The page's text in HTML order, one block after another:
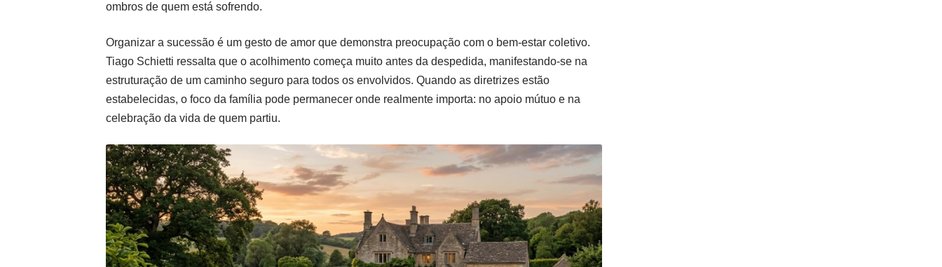
ombros de quem está sofrendo.
Organizar a sucessão é um gesto de amor que demonstra preocupação com o bem-estar coletivo.
Tiago Schietti ressalta que o acolhimento começa muito antes da despedida, manifestando-se na
estruturação de um caminho seguro para todos os envolvidos. Quando as diretrizes estão
estabelecidas, o foco da família pode permanecer onde realmente importa: no apoio mútuo e na
celebração da vida de quem partiu.